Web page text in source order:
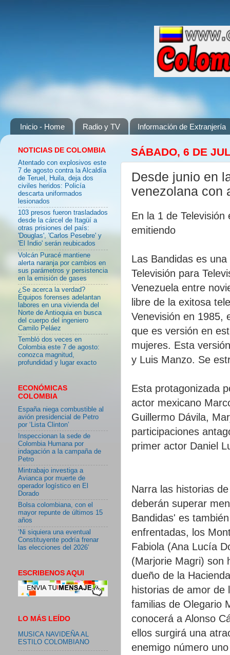
Inicio - Home Radio y TV Información de Extranjería
SÁBADO, 6 DE
Desde junio en
venezolana con
En la 1 de
emitiendo
Las Bandidas es
Televisión para
Venezuela entre
libre de la exitosa
Venevisión en 1985,
que es versión en
mujeres. Esta
y Luis Manzo. Se
Esta protagonizada
actor mexicano
Guillermo Dávila,
participaciones
primer actor Daniel
Narra las historias
deberán superar
Bandidas' es
enfrentadas, los
Fabiola (Ana Lucía
(Marjorie Magri) son
dueño de la
historias de amor de
familias de Olegario
conocerá a Alonso
ellos surgirá una
enemigo número
NOTICIAS DE COLOMBIA
Atentado con explosivos este
7 de agosto contra la Alcaldía
de Teruel, Huila, deja dos
civiles heridos: Policía
descarta uniformados
lesionados
103 presos fueron trasladados
desde la cárcel de Itagüí a
otras prisiones del país:
'Douglas', 'Carlos Pesebre' y
'El Indio' serán reubicados
Volcán Puracé mantiene
alerta naranja por cambios en
sus parámetros y persistencia
en la emisión de gases
¿Se acerca la verdad?
Equipos forenses adelantan
labores en una vivienda del
Norte de Antioquia en busca
del cuerpo del ingeniero
Camilo Peláez
Tembló dos veces en
Colombia este 7 de agosto:
conozca magnitud,
profundidad y lugar exacto
ECONÓMICAS
COLOMBIA
España niega combustible al
avión presidencial de Petro
por ‘Lista Clinton’
Inspeccionan la sede de
Colombia Humana por
indagación a la campaña de
Petro
Mintrabajo investiga a
Avianca por muerte de
operador logístico en El
Dorado
Bolsa colombiana, con el
mayor repunte de últimos 15
años
‘Ni siquiera una eventual
Constituyente podría frenar
las elecciones del 2026’
ESCRIBENOS AQUI
LO MÁS LEÍDO
MUSICA NAVIDEÑA AL
ESTILO COLOMBIANO